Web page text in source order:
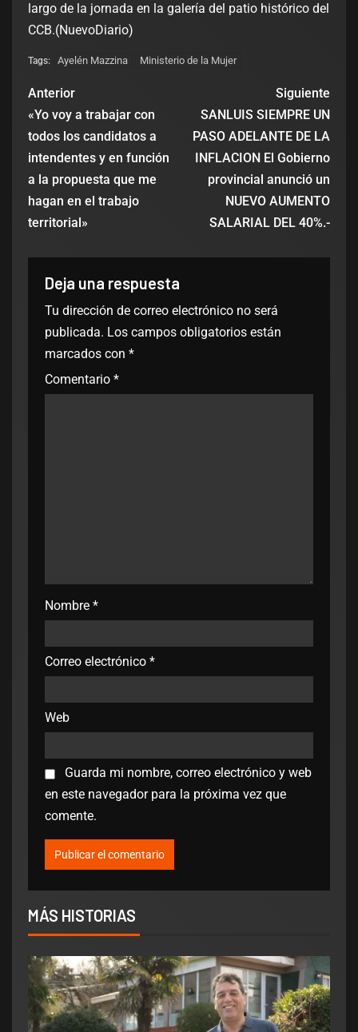
largo de la jornada en la galería del patio histórico del
CCB.(NuevoDiario)
Tags: Ayelén Mazzina Ministerio de la Mujer
Anterior
«Yo voy a trabajar con
todos los candidatos a
intendentes y en función
a la propuesta que me
hagan en el trabajo
territorial»
Siguiente
SANLUIS SIEMPRE UN
PASO ADELANTE DE LA
INFLACION El Gobierno
provincial anunció un
NUEVO AUMENTO
SALARIAL DEL 40%.-
Deja una respuesta
Tu dirección de correo electrónico no será
publicada. Los campos obligatorios están
marcados con *
Comentario *
Nombre *
Correo electrónico *
Web
Guarda mi nombre, correo electrónico y web
en este navegador para la próxima vez que
comente.
MÁS HISTORIAS